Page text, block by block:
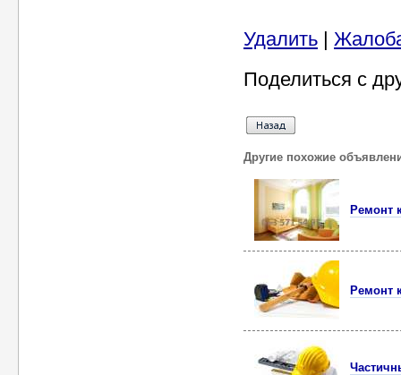
Удалить |
Поделиться с
Другие похожие
Ремонт
Ремонт